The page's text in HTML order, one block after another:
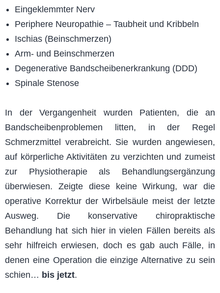
Eingeklemmter Nerv
Periphere Neuropathie – Taubheit und Kribbeln
Ischias (Beinschmerzen)
Arm- und Beinschmerzen
Degenerative Bandscheibenerkrankung (DDD)
Spinale Stenose
In der Vergangenheit wurden Patienten, die an
Bandscheibenproblemen litten, in der Regel
Schmerzmittel verabreicht. Sie wurden angewiesen,
auf körperliche Aktivitäten zu verzichten und zumeist
zur Physiotherapie als Behandlungsergänzung
überwiesen. Zeigte diese keine Wirkung, war die
operative Korrektur der Wirbelsäule meist der letzte
Ausweg. Die konservative chiropraktische
Behandlung hat sich hier in vielen Fällen bereits als
sehr hilfreich erwiesen, doch es gab auch Fälle, in
denen eine Operation die einzige Alternative zu sein
schien… bis jetzt.